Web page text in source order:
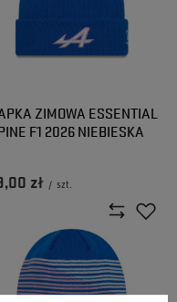
ZIMOWA ESSENTIAL
F1 2026 NIEBIESKA
zł / szt.